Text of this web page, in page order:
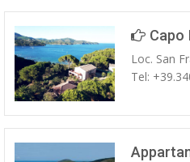
Capo
Loc. San
Tel: